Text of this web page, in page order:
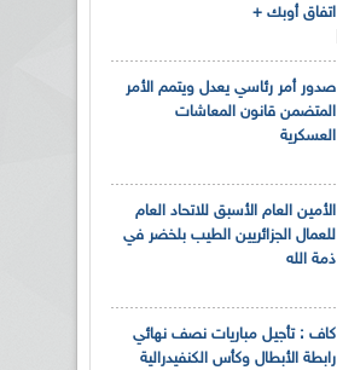
اتفاق أوبك +
صدور أمر رئاسي يعدل ويتمم الأمر
المتضمن قانون المعاشات
العسكرية
الأمين العام الأسبق للاتحاد العام
للعمال الجزائريين الطيب بلخضر في
ذمة الله
كاف : تأجيل مباريات نصف نهائي
رابطة الأبطال وكأس الكنفيدرالية